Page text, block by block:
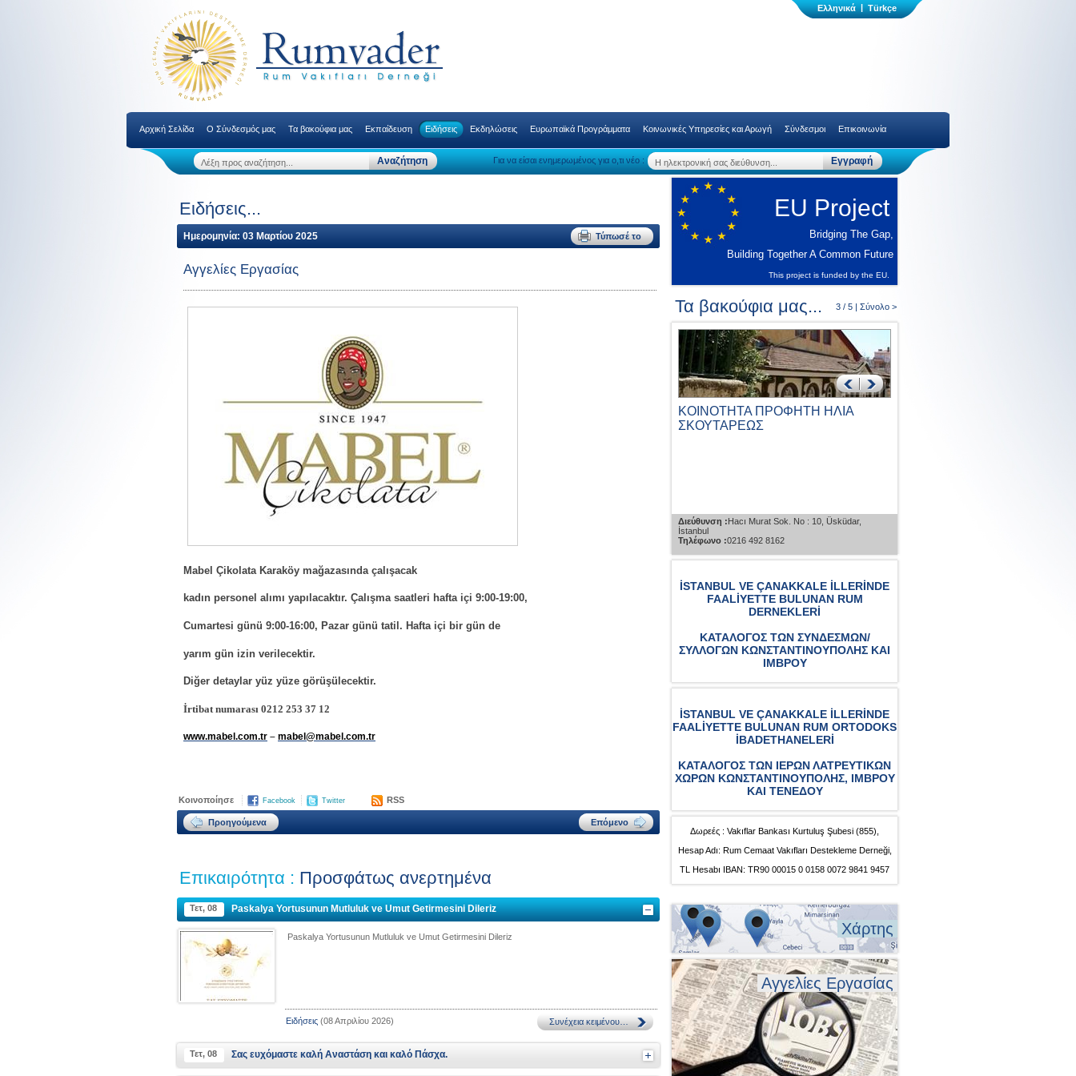
|
Αρχική Σελίδα Ο Σύνδεσμός μας Τα βακούφια μας Εκπαίδευση Ειδήσεις Εκδηλώσεις Ευρωπαϊκά Προγράμματα Κοινωνικές Υπηρεσίες και Αρωγή Σύνδεσμοι Επικοινωνία
Για να είσαι ενημερωμένος για ο,τι νέο :
Ειδήσεις...
Ημερομηνία: 03 Μαρτίου 2025
Αγγελίες Εργασίας
Mabel Çikolata Karaköy mağazasında çalışacak
kadın personel alımı yapılacaktır. Çalışma saatleri hafta içi 9:00-19:00,
Cumartesi günü 9:00-16:00, Pazar günü tatil. Hafta içi bir gün de
yarım gün izin verilecektir.
Diğer detaylar yüz yüze görüşülecektir.
İrtibat numarası 0212 253 37 12
www.mabel.com.tr – mabel@mabel.com.tr
Κοινοποίησε Facebook Twitter RSS
Επικαιρότητα : Προσφάτως ανερτημένα
Τετ, 08 Paskalya Yortusunun Mutluluk ve Umut Getirmesini Dileriz
Paskalya Yortusunun Mutluluk ve Umut Getirmesini Dileriz
Ειδήσεις (08 Απριλίου 2026)
Τετ, 08 Σας ευχόμαστε καλή Αναστάση και καλό Πάσχα.
EU Project
Bridging The Gap,
Building Together A Common Future
This project is funded by the EU.
Τα βακούφια μας... 3 / 5 | Σύνολο >
ΚΟΙΝΟΤΗΤΑ ΑΓΙΑΣ ΠΑΡΑΣΚΕΥΗΣ
ΚΟΙΝΟΤΗΤΑ ΠΡΟΦΗΤΗ ΗΛΙΑ
ΣΚΟΥΤΑΡΕΩΣ
Διεύθυνση :Hacı Murat Sok. No : 10, Üsküdar,
İstanbul
Τηλέφωνο :0216 492 8162
İSTANBUL VE ÇANAKKALE İLLERİNDE
FAALİYETTE BULUNAN RUM
DERNEKLERİ
ΚΑΤΑΛΟΓΟΣ ΤΩΝ ΣΥΝΔΕΣΜΩΝ/
ΣΥΛΛΟΓΩΝ ΚΩΝΣΤΑΝΤΙΝΟΥΠΟΛΗΣ ΚΑΙ
ΙΜΒΡΟΥ
İSTANBUL VE ÇANAKKALE İLLERİNDE
FAALİYETTE BULUNAN RUM ORTODOKS
İBADETHANELERİ
ΚΑΤΑΛΟΓΟΣ ΤΩΝ ΙΕΡΩΝ ΛΑΤΡΕΥΤΙΚΩΝ
ΧΩΡΩΝ ΚΩΝΣΤΑΝΤΙΝΟΥΠΟΛΗΣ, ΙΜΒΡΟΥ
ΚΑΙ ΤΕΝΕΔΟΥ
Δωρεές : Vakıflar Bankası Kurtuluş Şubesi (855),
Hesap Adı: Rum Cemaat Vakıfları Destekleme Derneği,
TL Hesabı IBAN: TR90 00015 0 0158 0072 9841 9457
Χάρτης
Αγγελίες Εργασίας